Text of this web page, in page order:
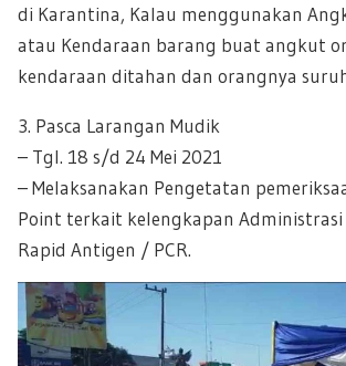
di Karantina, Kalau menggunakan
atau Kendaraan barang buat angkut
kendaraan ditahan dan orangnya
3. Pasca Larangan Mudik
– Tgl. 18 s/d 24 Mei 2021
– Melaksanakan Pengetatan
Point terkait kelengkapan Administrasi
Rapid Antigen / PCR.